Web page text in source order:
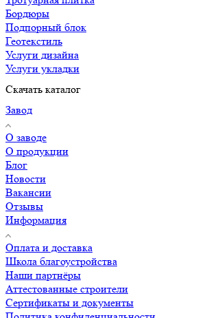
Бордюры
Подпорный блок
Геотекстиль
Услуги дизайна
Услуги укладки
Скачать каталог
Завод
О заводе
О продукции
Блог
Новости
Вакансии
Отзывы
Информация
Оплата и доставка
Школа благоустройства
Наши партнёры
Аттестованные строители
Сертификаты и документы